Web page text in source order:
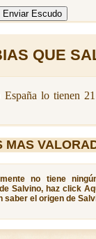
QUE
España lo tienen
MAS
no tiene
Salvino, haz click
saber el origen de